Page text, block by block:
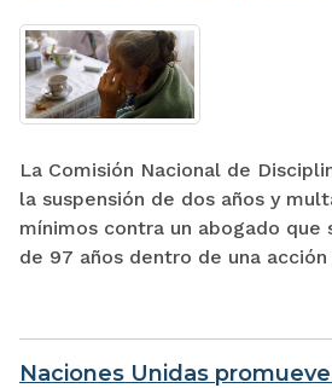
La Comisión Nacional de
la suspensión de dos años y
mínimos contra un abogado que
de 97 años dentro de una acción
Naciones Unidas